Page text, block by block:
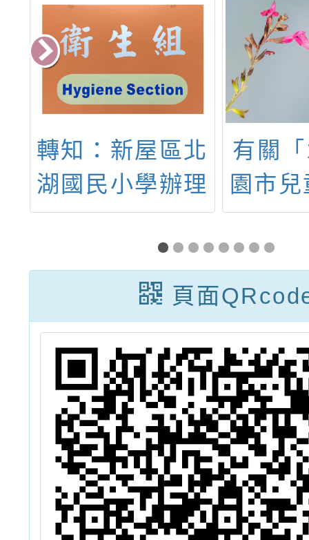
屋區北
學辦理
年度綠
訊
有關「113年桃
園市兒童青少年
健康運動公益專
案」，延長報名
期間至113年10
月15日止，詳如
說明
頁面